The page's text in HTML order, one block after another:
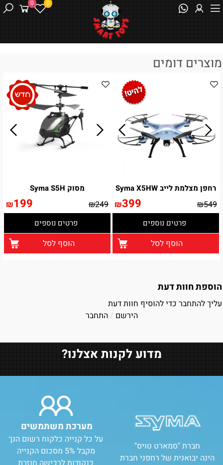
0 0
מוצרים דומים
רחפן מצלמת לייב Syma X5HW
₪549
₪399
פרטים נוספים
הוסף לסל
מסוק Syma S5H
₪249
₪199
פרטים נוספים
הוסף לסל
הוספת חוות דעת
עליך להתחבר כדי להוסיף חוות דעת
הירשם /התחבר
מדוע לקנות אצלנו?
חברת "סמארט טויס"
הינה יבואנית של רחפני חברת
מערכת משתמשים
על כל קנייה כלקוח רשום הנך
מקבל 5% מסכום הקנייה